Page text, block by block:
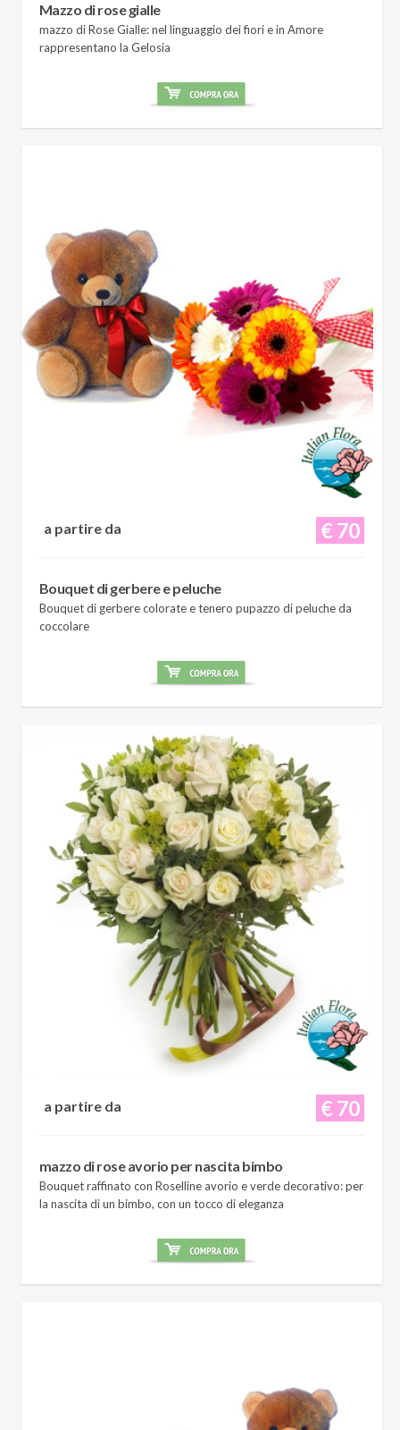
Mazzo di rose gialle
mazzo di Rose Gialle: nel linguaggio dei fiori e in Amore
rappresentano la Gelosia
€ 70
a partire da
Bouquet di gerbere e peluche
Bouquet di gerbere colorate e tenero pupazzo di peluche da
coccolare
€ 70
a partire da
mazzo di rose avorio per nascita bimbo
Bouquet raffinato con Roselline avorio e verde decorativo: per
la nascita di un bimbo, con un tocco di eleganza